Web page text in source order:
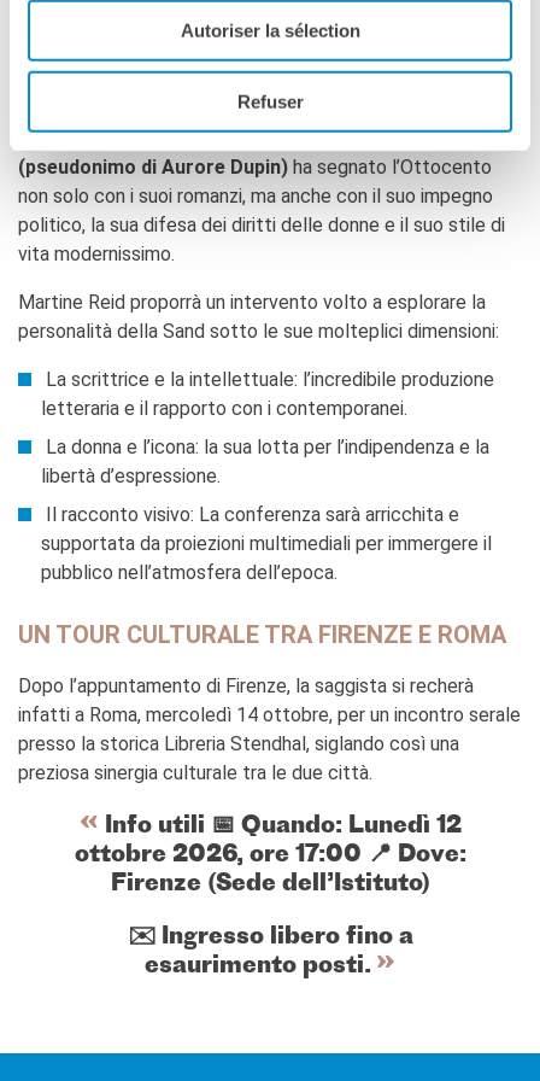
Autoriser la sélection
Refuser
GEORGE SAND A 360 GRADI: L’INTERVENTO
Lontana dai cliché e anticipatrice dei tempi,George Sand
(pseudonimo di Aurore Dupin) ha segnato l’Ottocento
non solo con i suoi romanzi, ma anche con il suo impegno
politico, la sua difesa dei diritti delle donne e il suo stile di
vita modernissimo.
Martine Reid proporrà un intervento volto a esplorare la
personalità della Sand sotto le sue molteplici dimensioni:
La scrittrice e la intellettuale: l’incredibile produzione
letteraria e il rapporto con i contemporanei.
La donna e l’icona: la sua lotta per l’indipendenza e la
libertà d’espressione.
Il racconto visivo: La conferenza sarà arricchita e
supportata da proiezioni multimediali per immergere il
pubblico nell’atmosfera dell’epoca.
UN TOUR CULTURALE TRA FIRENZE E ROMA
Dopo l’appuntamento di Firenze, la saggista si recherà
infatti a Roma, mercoledì 14 ottobre, per un incontro serale
presso la storica Libreria Stendhal, siglando così una
preziosa sinergia culturale tra le due città.
Info utili 📅 Quando: Lunedì 12
ottobre 2026, ore 17:00 📍 Dove:
Firenze (Sede dell’Istituto)
✉️ Ingresso libero fino a
esaurimento posti.